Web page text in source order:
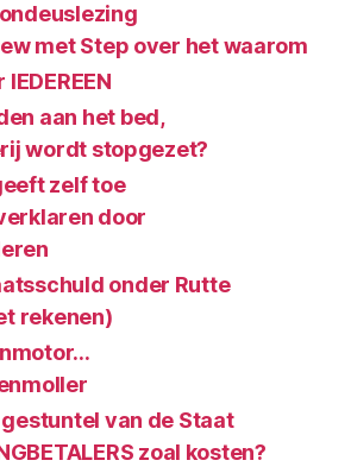
met Step over het waarom
aan het bed,
wordt stopgezet?
zelf toe
door
onder Rutte
rekenen)
van de Staat
zoal kosten?